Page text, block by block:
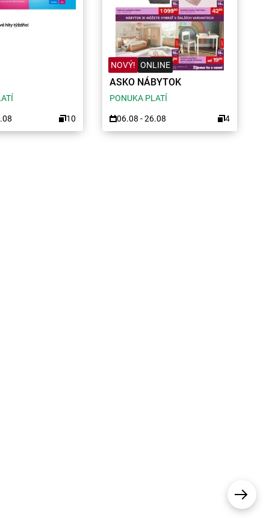
10
NOVÝ! ONLINE
ASKO NÁBYTOK
PONUKA PLATÍ
06.08 - 26.08 4